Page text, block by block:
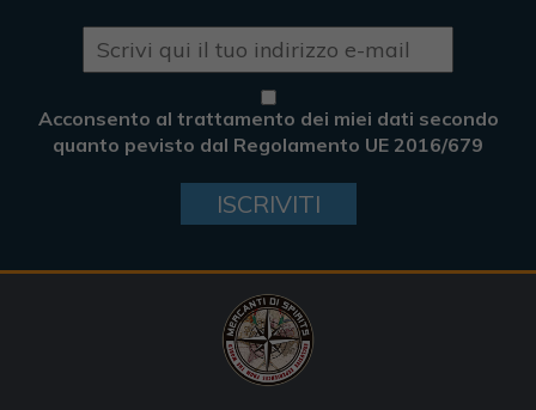
Acconsento al trattamento dei miei dati secondo
quanto pevisto dal Regolamento UE 2016/679
ISCRIVITI